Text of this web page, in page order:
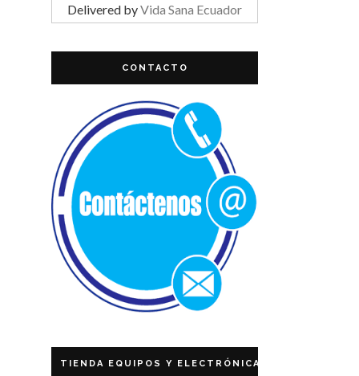
Delivered byVida Sana Ecuador
CONTACTO
TIENDA EQUIPOS Y ELECTRÓNICA